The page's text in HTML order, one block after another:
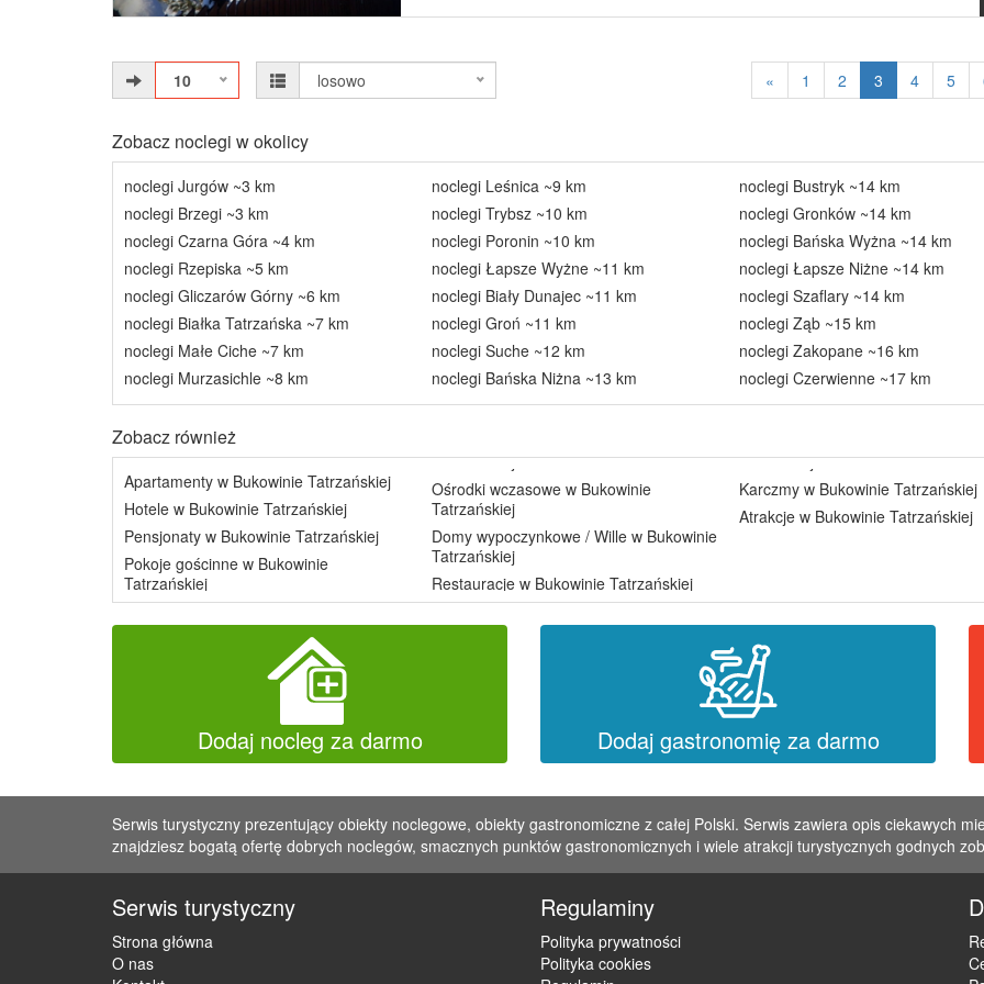
10 losowo « 1 2 3 4 5
Zobacz noclegi w okolicy
noclegi Jurgów ~3 km
noclegi Brzegi ~3 km
noclegi Czarna Góra ~4 km
noclegi Rzepiska ~5 km
noclegi Gliczarów Górny ~6 km
noclegi Białka Tatrzańska ~7 km
noclegi Małe Ciche ~7 km
noclegi Murzasichle ~8 km
noclegi Leśnica ~9 km
noclegi Trybsz ~10 km
noclegi Poronin ~10 km
noclegi Łapsze Wyżne ~11 km
noclegi Biały Dunajec ~11 km
noclegi Groń ~11 km
noclegi Suche ~12 km
noclegi Bańska Niżna ~13 km
noclegi Bustryk ~14 km
noclegi Gronków ~14 km
noclegi Bańska Wyżna ~14 km
noclegi Łapsze Niżne ~14 km
noclegi Szaflary ~14 km
noclegi Ząb ~15 km
noclegi Zakopane ~16 km
noclegi Czerwienne ~17 km
Zobacz również
Apartamenty w Bukowinie Tatrzańskiej
Hotele w Bukowinie Tatrzańskiej
Pensjonaty w Bukowinie Tatrzańskiej
Pokoje gościnne w Bukowinie
Tatrzańskiej
Ośrodki wczasowe w Bukowinie
Tatrzańskiej
Domy wypoczynkowe / Wille w Bukowinie
Tatrzańskiej
Restauracje w Bukowinie Tatrzańskiej
Karczmy w Bukowinie Tatrzańskiej
Atrakcje w Bukowinie Tatrzańskiej
Dodaj nocleg za darmo Dodaj gastronomię za darmo
Serwis turystyczny prezentujący obiekty noclegowe, obiekty gastronomiczne z całej Polski. Serwis zawiera opis ciekawych
znajdziesz bogatą ofertę dobrych noclegów, smacznych punktów gastronomicznych i wiele atrakcji turystycznych godnych
Serwis turystyczny
Strona główna
O nas
Regulaminy
Polityka prywatności
Polityka cookies